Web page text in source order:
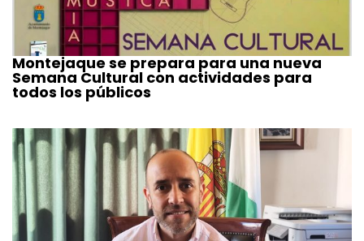
Montejaque se prepara para una nueva
Semana Cultural con actividades para
todos los públicos